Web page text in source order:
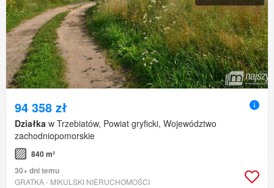
94 358 zł
Działka w Trzebiatów, Powiat gryficki, Województwo
zachodniopomorskie
840 m²
30+ dni temu
GRATKA - MIKULSKI NIERUCHOMOŚCI